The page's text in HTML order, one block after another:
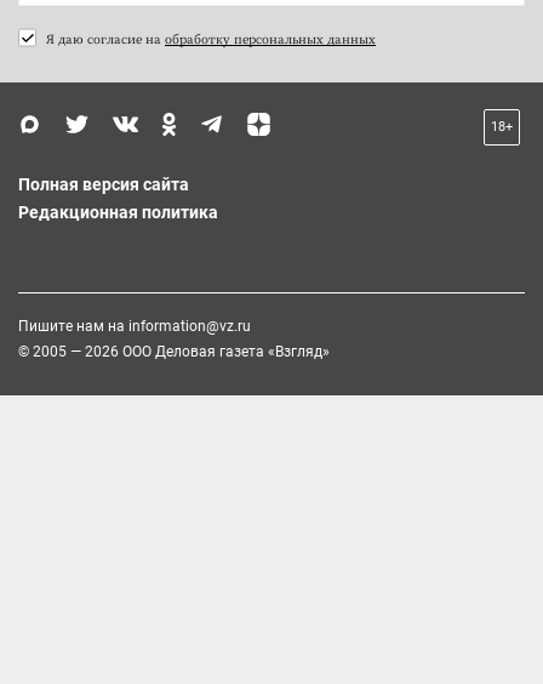
Я даю согласие на обработку персональных данных
18+
Полная версия сайта
Редакционная политика
Пишите нам на information@vz.ru
© 2005 — 2026 ООО Деловая газета «Взгляд»